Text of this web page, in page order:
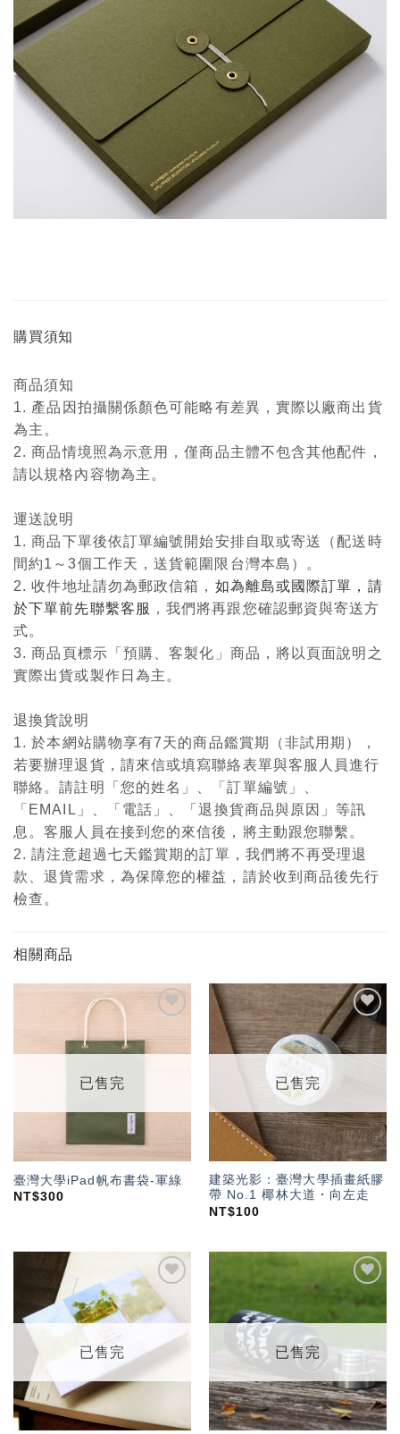
購買須知
商品須知
1. 產品因拍攝關係顏色可能略有差異，實際以廠商出貨
為主。
2. 商品情境照為示意用，僅商品主體不包含其他配件，
請以規格內容物為主。
運送說明
1. 商品下單後依訂單編號開始安排自取或寄送（配送時
間約1～3個工作天，送貨範圍限台灣本島）。
2. 收件地址請勿為郵政信箱， 如為離島或國際訂單，請
於下單前先聯繫客服 ，我們將再跟您確認郵資與寄送方
式。
3. 商品頁標示「預購、客製化」商品，將以頁面說明之
實際出貨或製作日為主。
退換貨說明
1. 於本網站購物享有7天的商品鑑賞期（非試用期），
若要辦理退貨，請來信或填寫聯絡表單與客服人員進行
聯絡。請註明「您的姓名」、「訂單編號」、
「EMAIL」、「電話」、「退換貨商品與原因」等訊
息。客服人員在接到您的來信後，將主動跟您聯繫。
2. 請注意超過七天鑑賞期的訂單，我們將不再受理退
款、退貨需求，為保障您的權益，請於收到商品後先行
檢查。
相關商品
「願
望輕
已售完
臺灣大學iPad帆布書袋-軍綠
NT$300
加入
望輕
已售完
建築光影：臺灣大學插畫紙膠
帶 No.1 椰林大道・向左走
NT$100
加入
「願
望輕
單」
已售完
加入
「願
望輕
已售完